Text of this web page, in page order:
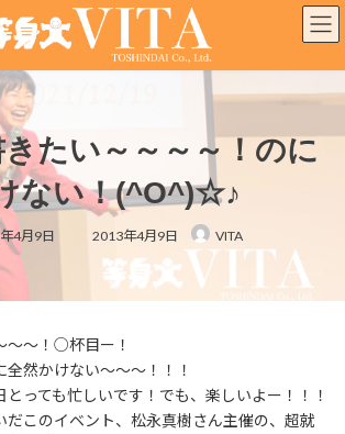
たい～～～～！のに
ない！(^O^)☆♪
4月9日
終
新
日
:
2013年4月9日 VITA
～～！○杯目ー！
然かけない～～～！！！
っても忙しいです！でも、楽しいよー！！！
だこのイベント、松永真樹さん主催の、超就